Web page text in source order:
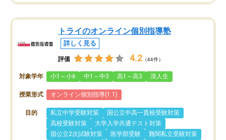
トライのオンライン個別指導塾
詳しく見る
評価 4.2 （44件）
対象学年 小1～小6 中1～中3 高1～高3 浪人生
授業形式 オンライン個別指導(1:1)
目的 私立中学受験対策
国公立中高一貫校受験対策
高校受験対策
大学入学共通テスト対策
国公立2次試験対策
医学部受験
難関私立受験対策